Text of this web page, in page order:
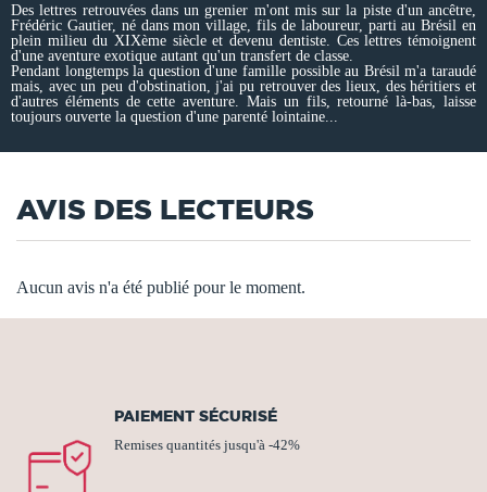
Des lettres retrouvées dans un grenier m'ont mis sur la piste d'un ancêtre,
Frédéric Gautier, né dans mon village, fils de laboureur, parti au Brésil en
plein milieu du XIXème siècle et devenu dentiste. Ces lettres témoignent
d'une aventure exotique autant qu'un transfert de classe.
Pendant longtemps la question d'une famille possible au Brésil m'a taraudé
mais, avec un peu d'obstination, j'ai pu retrouver des lieux, des héritiers et
d'autres éléments de cette aventure. Mais un fils, retourné là-bas, laisse
toujours ouverte la question d'une parenté lointaine...
AVIS DES LECTEURS
Aucun avis n'a été publié pour le moment.
PAIEMENT SÉCURISÉ
Remises quantités jusqu'à -42%